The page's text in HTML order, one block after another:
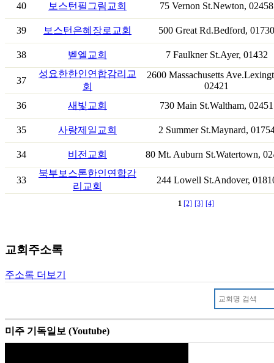
40 보스턴필그림교회 75 Vernon St.Newton, 02458
39 보스턴은혜장로교회 500 Great Rd.Bedford, 01730
38 벧엘교회 7 Faulkner St.Ayer, 01432
37
성요한한인연합감리교
회
2600 Massachusetts
02421
36
새빛교회 730 Main St.Waltham, 02451
35 사랑제일교회 2 Summer St.Maynard,
34 비전교회 80 Mt. Auburn St.Watertown,
33
북부보스톤한인연합감
리교회
244 Lowell St.Andover,
1 [2] [3] [4]
교회주소록
주소록 더보기
미주 기독일보 (Youtube)